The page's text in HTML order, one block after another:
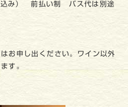
み） 前払い制 バス代は別途
お申し出ください。ワイン以外
す。